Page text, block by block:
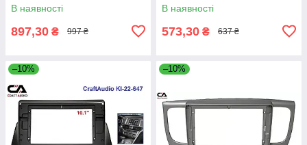
В наявності
897,30 ₴ 997 ₴
В наявності
573,30 ₴ 637 ₴
–10% –10%